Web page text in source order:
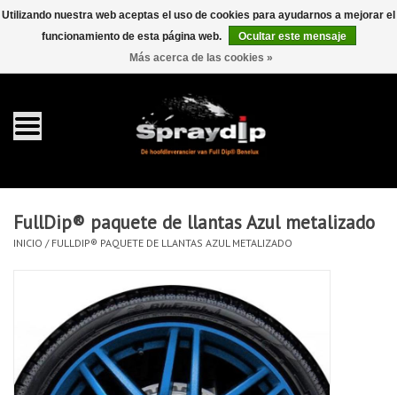
0 Artículos - €0,00
galón 4 liter
Spray 400ml
Completa dip sets
accesorios Dippen
FullDip® paquete de llantas Azul metalizado
INICIO / FULLDIP® PAQUETE DE LLANTAS AZUL METALIZADO
Utilizando nuestra web aceptas el uso de cookies para ayudarnos a mejorar el
funcionamiento de esta página web.
Ocultar este mensaje
Más acerca de las cookies »